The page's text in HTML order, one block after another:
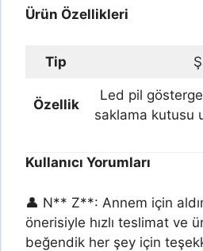
Ürün Özellikleri
Tip
Özellik
Led pil
saklama kutusu
Kullanıcı Yorumları
👤 N** Z**: Annem için
önerisiyle hızlı teslimat ve
beğendik her şey için